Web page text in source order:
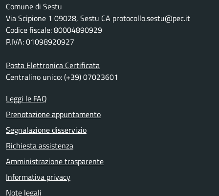
Comune di Sestu
Via Scipione 1 09028, Sestu CA protocollo.sestu@pec.it
Codice fiscale: 80004890929
P.IVA: 01098920927
Posta Elettronica Certificata
Centralino unico: (+39) 07023601
Leggi le FAQ
Prenotazione appuntamento
Segnalazione disservizio
Richiesta assistenza
Amministrazione trasparente
Informativa privacy
Note legali